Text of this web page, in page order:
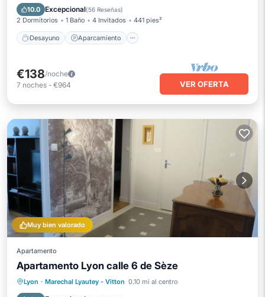
10.0 Excepcional(56 Reseñas)
2 Dormitorios 1 Baño 4 Invitados 441 pies²
Desayuno Aparcamiento
Internet
€138/noche
7 noches - €964 VER OFERTA
Muy bien valorado
Apartamento
Apartamento Lyon calle 6 de Sèze
Lyon · Marechal Lyautey - Vitton 0.10 mi al centro
Aparcamiento
Balcón/Terraza